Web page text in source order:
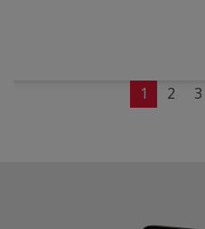
1 2 3